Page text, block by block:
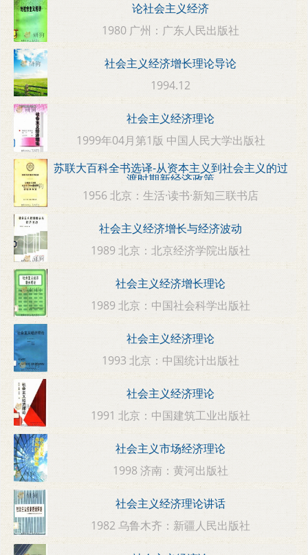
论社会主义经济
1980 广州：广东人民出版社
社会主义经济增长理论导论
1994.12
社会主义经济理论
1999年04月第1版 中国人民大学出版社
苏联大百科全书选译-从资本主义到社会主义的过
渡时期新经济政策
1956 北京：生活·读书·新知三联书店
社会主义经济增长与经济波动
1989 北京：北京经济学院出版社
社会主义经济增长理论
1989 北京：中国社会科学出版社
社会主义经济理论
1993 北京：中国统计出版社
社会主义经济理论
1991 北京：中国建筑工业出版社
社会主义市场经济理论
1998 济南：黄河出版社
社会主义经济理论讲话
1982 乌鲁木齐：新疆人民出版社